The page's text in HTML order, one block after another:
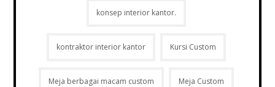
konsep interior kantor.
kontraktor interior kantor Kursi Custom
Meja berbagai macam custom Meja Custom